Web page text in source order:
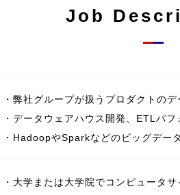
Job
・弊社グループが扱うプロダクトの
・データウェアハウス開発、ETLパ
・HadoopやSparkなどのビッグデー
・大学または大学院でコンピュータ